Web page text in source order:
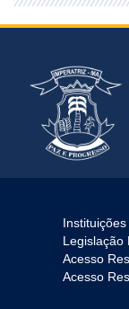
Instituições
Legislação
Acesso
Acesso